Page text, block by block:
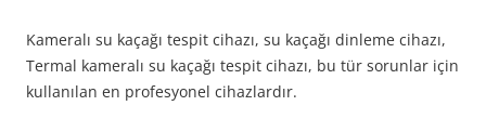
Kameralı su kaçağı tespit cihazı, su kaçağı dinleme cihazı,
Termal kameralı su kaçağı tespit cihazı, bu tür sorunlar için
kullanılan en profesyonel cihazlardır.